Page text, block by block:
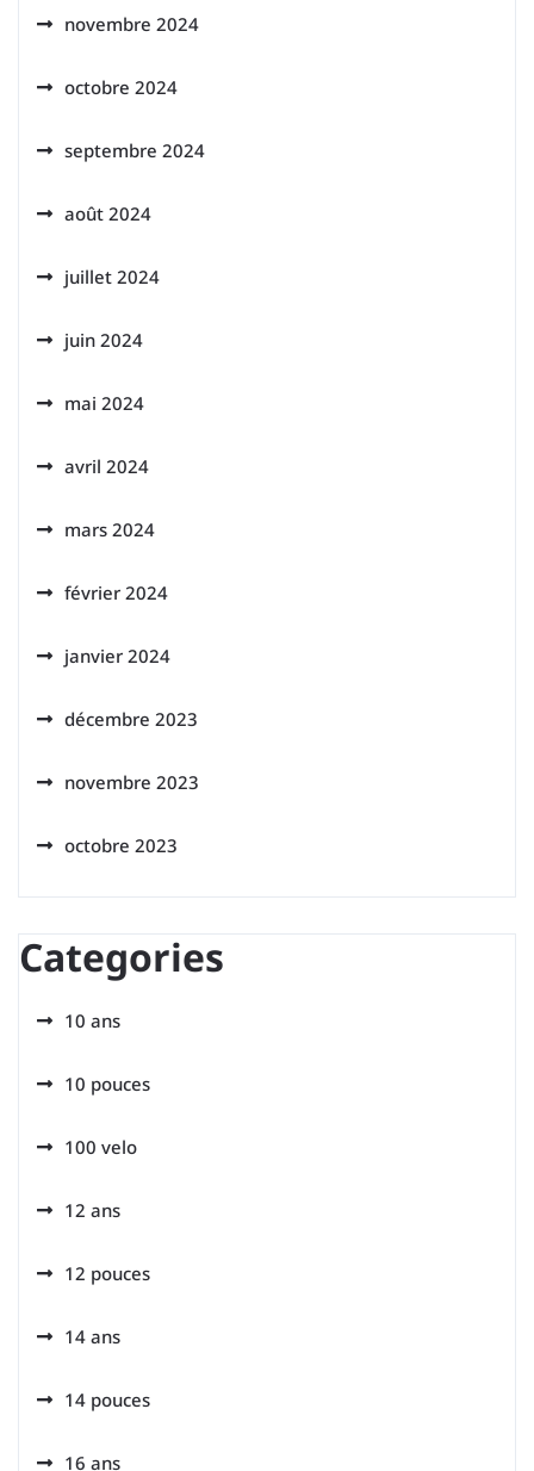
novembre 2024
octobre 2024
septembre 2024
août 2024
juillet 2024
juin 2024
mai 2024
avril 2024
mars 2024
février 2024
janvier 2024
décembre 2023
novembre 2023
octobre 2023
Categories
10 ans
10 pouces
100 velo
12 ans
12 pouces
14 ans
14 pouces
16 ans